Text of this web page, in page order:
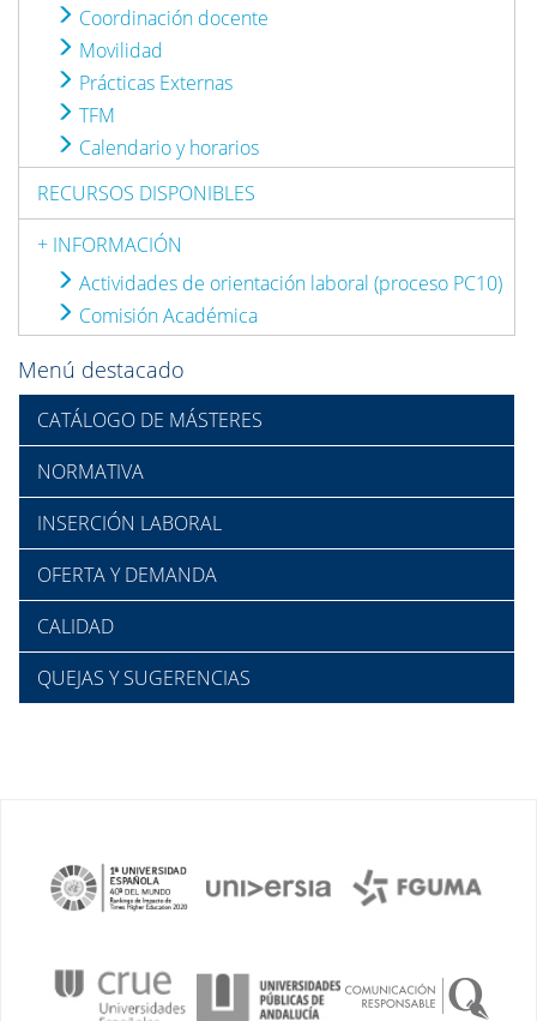
Coordinación docente
Movilidad
Prácticas Externas
TFM
Calendario y horarios
RECURSOS DISPONIBLES
+ INFORMACIÓN
Actividades de orientación laboral (proceso PC10)
Comisión Académica
Menú destacado
CATÁLOGO DE MÁSTERES
NORMATIVA
INSERCIÓN LABORAL
OFERTA Y DEMANDA
CALIDAD
QUEJAS Y SUGERENCIAS